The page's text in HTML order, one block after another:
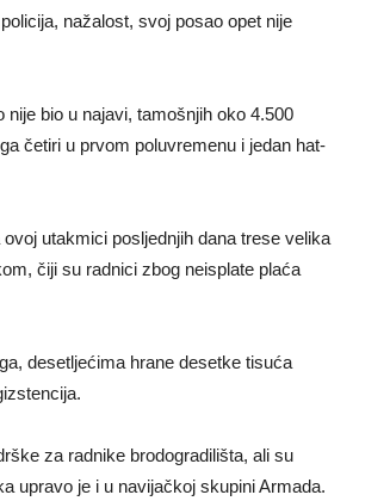
nažalost, svoj posao opet nije
bio u najavi, tamošnjih oko 4.500
četiri u prvom poluvremenu i jedan hat-
utakmici posljednjih dana trese velika
čiji su radnici zbog neisplate plaća
desetljećima hrane desetke tisuća
za radnike brodogradilišta, ali su
upravo je i u navijačkoj skupini Armada.